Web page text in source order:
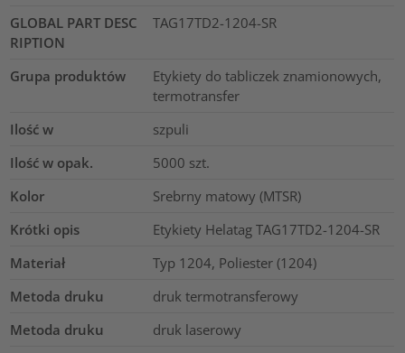
GLOBAL PART DESC
RIPTION
TAG17TD2-1204-SR
Grupa produktów
Etykiety do tabliczek znamionowych,
termotransfer
Ilość w
szpuli
Ilość w opak.
5000 szt.
Kolor
Srebrny matowy (MTSR)
Krótki opis
Etykiety Helatag TAG17TD2-1204-SR
Materiał
Typ 1204, Poliester (1204)
Metoda druku
druk termotransferowy
Metoda druku
druk laserowy